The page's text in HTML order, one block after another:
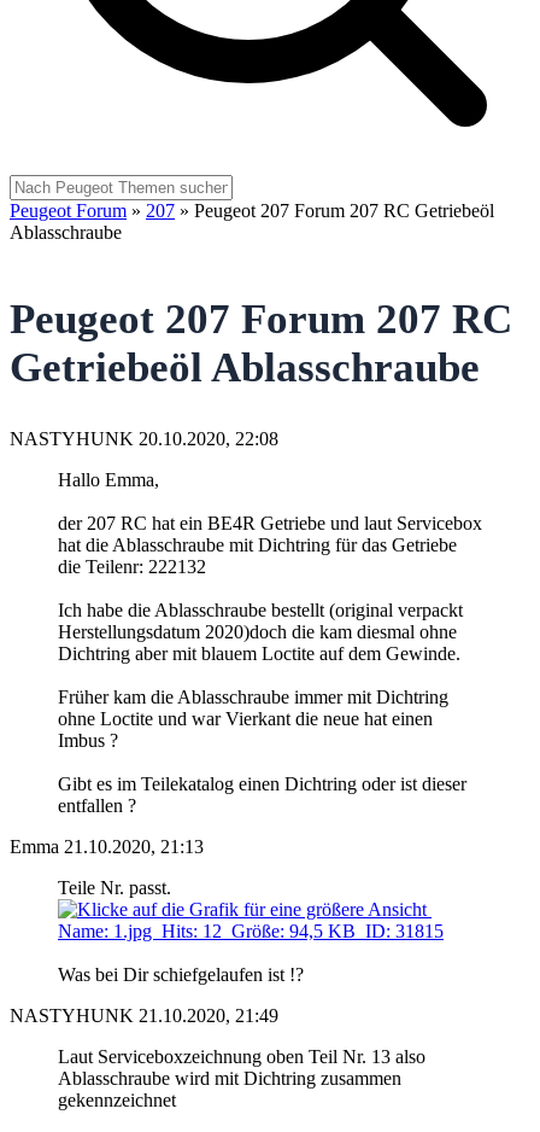
Peugeot Forum » 207 » Peugeot 207 Forum 207 RC Getriebeöl
Ablasschraube
Peugeot 207 Forum 207 RC
Getriebeöl Ablasschraube
NASTYHUNK 20.10.2020, 22:08
Hallo Emma,
der 207 RC hat ein BE4R Getriebe und laut Servicebox
hat die Ablasschraube mit Dichtring für das Getriebe
die Teilenr: 222132
Ich habe die Ablasschraube bestellt (original verpackt
Herstellungsdatum 2020)doch die kam diesmal ohne
Dichtring aber mit blauem Loctite auf dem Gewinde.
Früher kam die Ablasschraube immer mit Dichtring
ohne Loctite und war Vierkant die neue hat einen
Imbus ?
Gibt es im Teilekatalog einen Dichtring oder ist dieser
entfallen ?
Emma 21.10.2020, 21:13
Teile Nr. passt.
Was bei Dir schiefgelaufen ist !?
NASTYHUNK 21.10.2020, 21:49
Laut Serviceboxzeichnung oben Teil Nr. 13 also
Ablasschraube wird mit Dichtring zusammen
gekennzeichnet